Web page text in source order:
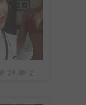
24 2